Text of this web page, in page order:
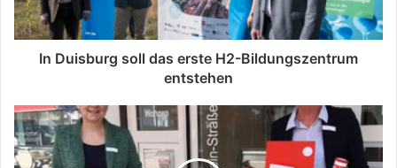
In Duisburg soll das erste H2-Bildungszentrum
entstehen